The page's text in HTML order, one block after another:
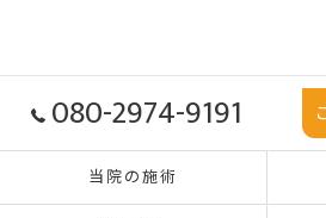
080-2974-9191
当院の施術